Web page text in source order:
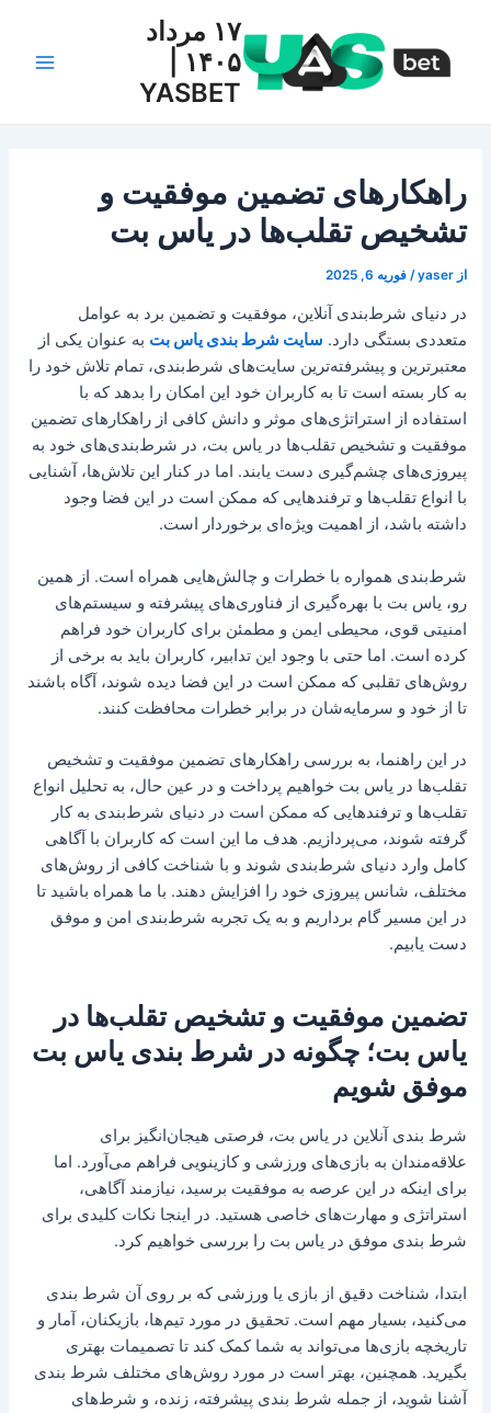
۱۷ مرداد
YASBET
راهکارهای تضمین موفقیت و
تشخیص تقلب‌ها در یاس بت
از yaser
/فوریه 6, 2025
در دنیای شرط‌بندی آنلاین، موفقیت و تضمین برد به عوامل
متعددی بستگی دارد. سایت شرط بندی یاس بت به عنوان یکی از
معتبرترین و پیشرفته‌ترین سایت‌های شرط‌بندی، تمام تلاش خود را
به کار بسته است تا به کاربران خود این امکان را بدهد که با
استفاده از استراتژی‌های موثر و دانش کافی از راهکارهای تضمین
موفقیت و تشخیص تقلب‌ها در یاس بت، در شرط‌بندی‌های خود به
پیروزی‌های چشم‌گیری دست یابند. اما در کنار این تلاش‌ها، آشنایی
با انواع تقلب‌ها و ترفندهایی که ممکن است در این فضا وجود
داشته باشد، از اهمیت ویژه‌ای برخوردار است.
شرط‌بندی همواره با خطرات و چالش‌هایی همراه است. از همین
رو، یاس بت با بهره‌گیری از فناوری‌های پیشرفته و سیستم‌های
امنیتی قوی، محیطی ایمن و مطمئن برای کاربران خود فراهم
کرده است. اما حتی با وجود این تدابیر، کاربران باید به برخی از
روش‌های تقلبی که ممکن است در این فضا دیده شوند، آگاه باشند
تا از خود و سرمایه‌شان در برابر خطرات محافظت کنند.
در این راهنما، به بررسی راهکارهای تضمین موفقیت و تشخیص
تقلب‌ها در یاس بت خواهیم پرداخت و در عین حال، به تحلیل انواع
تقلب‌ها و ترفندهایی که ممکن است در دنیای شرط‌بندی به کار
گرفته شوند، می‌پردازیم. هدف ما این است که کاربران با آگاهی
کامل وارد دنیای شرط‌بندی شوند و با شناخت کافی از روش‌های
مختلف، شانس پیروزی خود را افزایش دهند. با ما همراه باشید تا
در این مسیر گام برداریم و به یک تجربه شرط‌بندی امن و موفق
دست یابیم.
تضمین موفقیت و تشخیص تقلب‌ها در
یاس بت؛ چگونه در شرط بندی یاس بت
موفق شویم
شرط بندی آنلاین در یاس بت، فرصتی هیجان‌انگیز برای
علاقه‌مندان به بازی‌های ورزشی و کازینویی فراهم می‌آورد. اما
برای اینکه در این عرصه به موفقیت برسید، نیازمند آگاهی،
استراتژی و مهارت‌های خاصی هستید. در اینجا نکات کلیدی برای
شرط بندی موفق در یاس بت را بررسی خواهیم کرد.
ابتدا، شناخت دقیق از بازی یا ورزشی که بر روی آن شرط بندی
می‌کنید، بسیار مهم است. تحقیق در مورد تیم‌ها، بازیکنان، آمار و
تاریخچه بازی‌ها می‌تواند به شما کمک کند تا تصمیمات بهتری
بگیرید. همچنین، بهتر است در مورد روش‌های مختلف شرط بندی
آشنا شوید، از جمله شرط بندی پیشرفته، زنده، و شرط‌های